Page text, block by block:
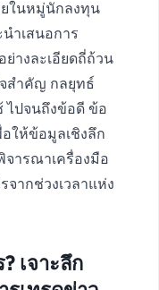
ในหมู่นักลงทุน
ำเสนอการ
ย่างละเอียดถี่ถ้วน
สำคัญ กลยุทธ์
ไปจนถึงข้อดี ข้อ
อให้ข้อมูลเชิงลึก
ารณาเครื่องมือ
จากช่วงเวลาแห่ง
เจาะลึก